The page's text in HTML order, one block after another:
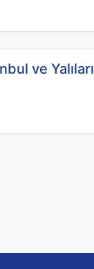
ve Yalıları